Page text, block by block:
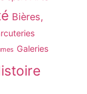
Bières,
Galeries